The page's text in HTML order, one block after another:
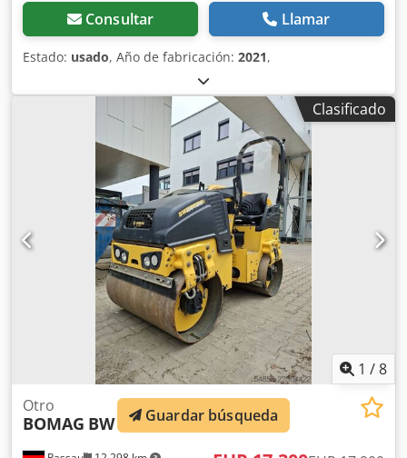
Consultar Llamar
Estado: usado, Año de fabricación: 2021,
Clasificado
1 /8
Otro
BOMAG BW 100 ADM-5Guardar búsqueda